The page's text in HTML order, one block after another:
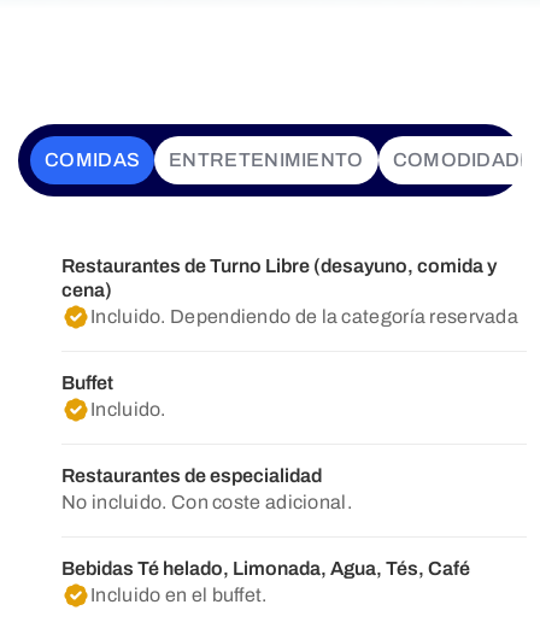
COMIDAS ENTRETENIMIENTO
Restaurantes de Turno Libre (desayuno, comida y
cena)
Incluido. Dependiendo de la categoría reservada
Buffet
Incluido.
Restaurantes de especialidad
No incluido. Con coste adicional.
Bebidas Té helado, Limonada, Agua, Tés, Café
Incluido en el buffet.